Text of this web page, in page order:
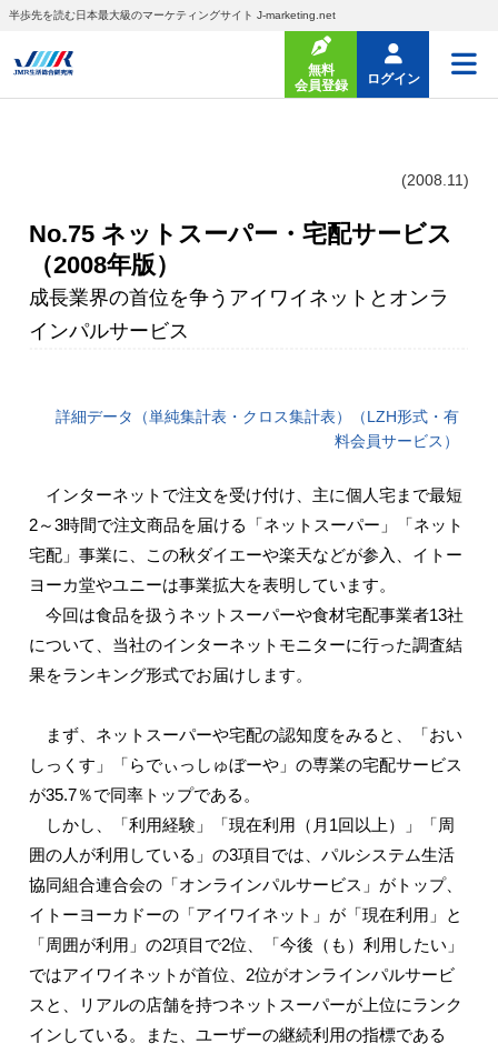
半歩先を読む日本最大級のマーケティングサイト J-marketing.net
無料
会員登録
ログイン
(2008.11)
No.75 ネットスーパー・宅配サービス
（2008年版）
成長業界の首位を争うアイワイネットとオンラ
インパルサービス
詳細データ（単純集計表・クロス集計表）（LZH形式・有
料会員サービス）
インターネットで注文を受け付け、主に個人宅まで最短
2～3時間で注文商品を届ける「ネットスーパー」「ネット
宅配」事業に、この秋ダイエーや楽天などが参入、イトー
ヨーカ堂やユニーは事業拡大を表明しています。
今回は食品を扱うネットスーパーや食材宅配事業者13社
について、当社のインターネットモニターに行った調査結
果をランキング形式でお届けします。
まず、ネットスーパーや宅配の認知度をみると、「おい
しっくす」「らでぃっしゅぼーや」の専業の宅配サービス
が35.7％で同率トップである。
しかし、「利用経験」「現在利用（月1回以上）」「周
囲の人が利用している」の3項目では、パルシステム生活
協同組合連合会の「オンラインパルサービス」がトップ、
イトーヨーカドーの「アイワイネット」が「現在利用」と
「周囲が利用」の2項目で2位、「今後（も）利用したい」
ではアイワイネットが首位、2位がオンラインパルサービ
スと、リアルの店舗を持つネットスーパーが上位にランク
インしている。また、ユーザーの継続利用の指標である